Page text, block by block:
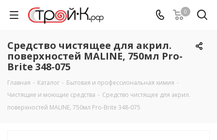
0
Средство чистящее для акрил.
поверхностей MALINE, 750мл Pro-
Brite 348-075
Главная - Каталог - Бытовая и профессиональная химия -
Чистящие и моющие средства - Средство чистящее для акрил.
поверхностей MALINE, 750мл Pro-Brite 348-075